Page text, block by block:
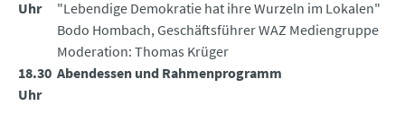
Uhr
"Lebendige Demokratie hat ihre Wurzeln im Lokalen"
Bodo Hombach, Geschäftsführer WAZ Mediengruppe
Moderation: Thomas Krüger
18.30
Uhr
Abendessen und Rahmenprogramm